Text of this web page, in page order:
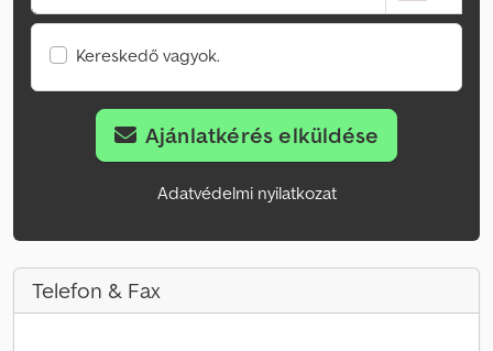
Kereskedő vagyok.
Ajánlatkérés elküldése
Adatvédelmi nyilatkozat
Telefon & Fax